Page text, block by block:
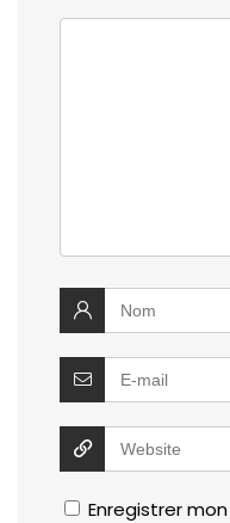
Enregistrer